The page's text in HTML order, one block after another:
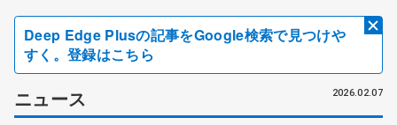
Deep Edge Plusの記事をGoogle検索で見つけや
すく。登録はこちら
ニュース 2026.02.07